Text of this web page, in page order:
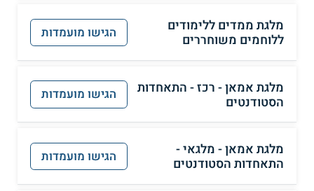
מלגת ממדים ללימודים
ללוחמים משוחררים
הגישו מועמדות
מלגת אמאן - רכז - התאחדות
הסטודנטים
הגישו מועמדות
מלגת אמאן - מלגאי -
התאחדות הסטודנטים
הגישו מועמדות